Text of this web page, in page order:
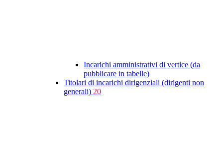
Incarichi amministrativi di vertice (da
pubblicare in tabelle)
Titolari di incarichi dirigenziali (dirigenti non
generali) 20